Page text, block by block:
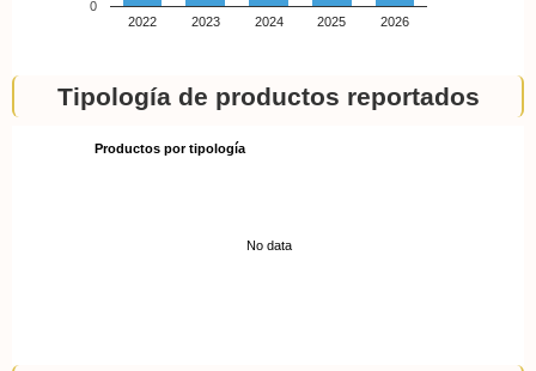
2022 2023 2024 2025 2026
0
Tipología de productos reportados
Productos por tipología
No data